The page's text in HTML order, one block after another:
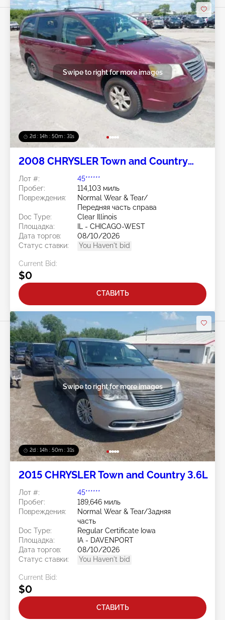
2d : 14h : 50m : 28s
Swipe to right for more images
2008 CHRYSLER Town and Country
Лот #:
45******
Пробег:
114,103 миль
Повреждения:
Normal Wear & Tear/
Передняя часть справа
Doc Type:
Clear Illinois
Площадка:
IL - CHICAGO-WEST
Дата торгов:
08/10/2026
Статус ставки:
You Haven't bid
Current Bid:
$0
СТАВИТЬ
2d : 14h : 50m : 28s
Swipe to right for more images
2015 CHRYSLER Town and Country 3.6L
Лот #:
45******
Пробег:
189,646 миль
Повреждения:
Normal Wear & Tear/Задняя
часть
Doc Type:
Regular Certificate Iowa
Площадка:
IA - DAVENPORT
Дата торгов:
08/10/2026
Статус ставки:
You Haven't bid
Current Bid:
$0
СТАВИТЬ